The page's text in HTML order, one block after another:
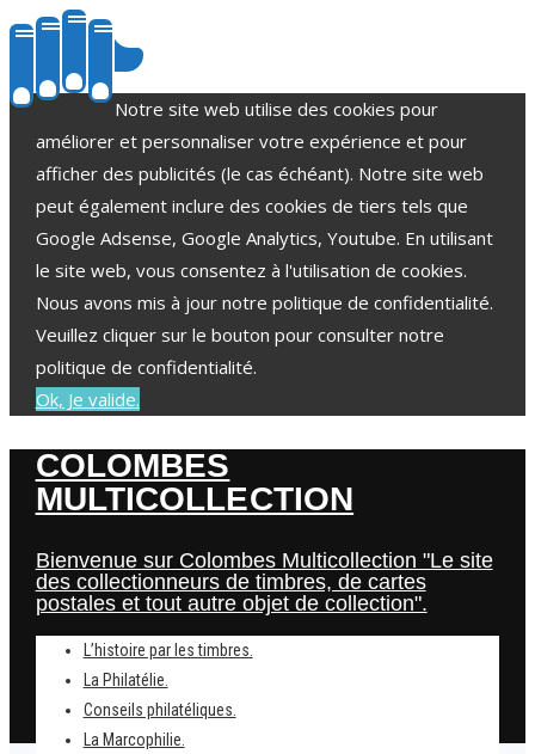
Notre site web utilise des cookies pour
améliorer et personnaliser votre expérience et pour
afficher des publicités (le cas échéant). Notre site web
peut également inclure des cookies de tiers tels que
Google Adsense, Google Analytics, Youtube. En utilisant
le site web, vous consentez à l'utilisation de cookies.
Nous avons mis à jour notre politique de confidentialité.
Veuillez cliquer sur le bouton pour consulter notre
politique de confidentialité.
Ok, Je valide.
COLOMBES
MULTICOLLECTION
Bienvenue sur Colombes Multicollection "Le site
des collectionneurs de timbres, de cartes
postales et tout autre objet de collection".
L’histoire par les timbres.
La Philatélie.
Conseils philatéliques.
La Marcophilie.